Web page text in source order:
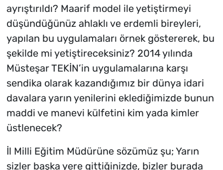
ayrıştırıldı? Maarif model ile yetiştirmeyi
düşündüğünüz ahlaklı ve erdemli bireyleri,
yapılan bu uygulamaları örnek göstererek, bu
şekilde mi yetiştireceksiniz? 2014 yılında
Müsteşar TEKİN’in uygulamalarına karşı
sendika olarak kazandığımız bir dünya idari
davalara yarın yenilerini eklediğimizde bunun
maddi ve manevi külfetini kim yada kimler
üstlenecek?
İl Milli Eğitim Müdürüne sözümüz şu; Yarın
sizler başka yere gittiğinizde, bizler burada